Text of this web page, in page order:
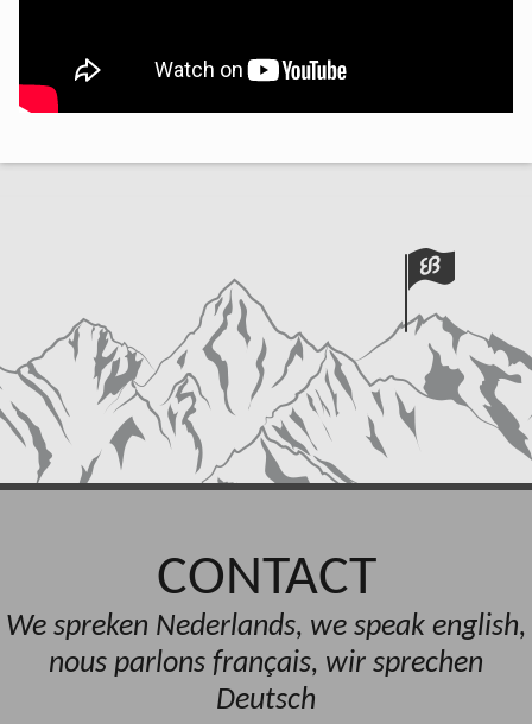
CONTACT
We spreken Nederlands, we speak english,
nous parlons français, wir sprechen
Deutsch